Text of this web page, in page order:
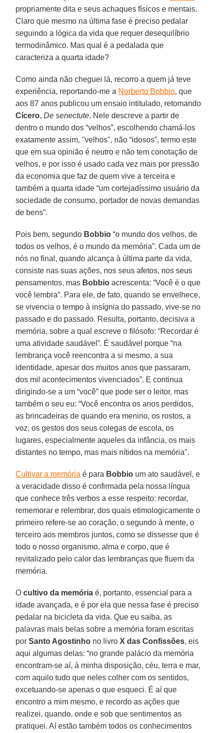
propriamente dita e seus achaques físicos e mentais.
Claro que mesmo na última fase é preciso pedalar
seguindo a lógica da vida que requer desequilíbrio
termodinâmico. Mas qual é a pedalada que
caracteriza a quarta idade?
Como ainda não cheguei lá, recorro a quem já teve
experiência, reportando-me a Norberto Bobbio, que
aos 87 anos publicou um ensaio intitulado, retomando
Cícero,De senectute. Nele descreve a partir de
dentro o mundo dos “velhos”, escolhendo chamá-los
exatamente assim, "velhos", não “idosos”, termo este
que em sua opinião é neutro e não tem conotação de
velhos, e por isso é usado cada vez mais por pressão
da economia que faz de quem vive a terceira e
também a quarta idade “um cortejadíssimo usuário da
sociedade de consumo, portador de novas demandas
de bens”.
Pois bem, segundo Bobbio “o mundo dos velhos, de
todos os velhos, é o mundo da memória”. Cada um de
nós no final, quando alcança à última parte da vida,
consiste nas suas ações, nos seus afetos, nos seus
pensamentos, mas Bobbio acrescenta: “Você é o que
você lembra”. Para ele, de fato, quando se envelhece,
se vivencia o tempo à insígnia do passado, vive-se no
passado e do passado. Resulta, portanto, decisiva a
memória, sobre a qual escreve o filósofo: “Recordar é
uma atividade saudável”. É saudável porque “na
lembrança você reencontra a si mesmo, a sua
identidade, apesar dos muitos anos que passaram,
dos mil acontecimentos vivenciados”. E continua
dirigindo-se a um “você” que pode ser o leitor, mas
também o seu eu: “Você encontra os anos perdidos,
as brincadeiras de quando era menino, os rostos, a
voz, os gestos dos seus colegas de escola, os
lugares, especialmente aqueles da infância, os mais
distantes no tempo, mas mais nítidos na memória".
Cultivar a memória é para Bobbio um ato saudável, e
a veracidade disso é confirmada pela nossa língua
que conhece três verbos a esse respeito: recordar,
rememorar e relembrar, dos quais etimologicamente o
primeiro refere-se ao coração, o segundo à mente, o
terceiro aos membros juntos, como se dissesse que é
todo o nosso organismo, alma e corpo, que é
revitalizado pelo calor das lembranças que fluem da
memória.
Ocultivo da memória é, portanto, essencial para a
idade avançada, e é por ela que nessa fase é preciso
pedalar na bicicleta da vida. Que eu saiba, as
palavras mais belas sobre a memória foram escritas
porSanto Agostinho no livroX das Confissões, eis
aqui algumas delas: “no grande palácio da memória
encontram-se aí, à minha disposição, céu, terra e mar,
com aquilo tudo que neles colher com os sentidos,
excetuando-se apenas o que esqueci. É aí que
encontro a mim mesmo, e recordo as ações que
realizei, quando, onde e sob que sentimentos as
pratiquei. Aí estão também todos os conhecimentos